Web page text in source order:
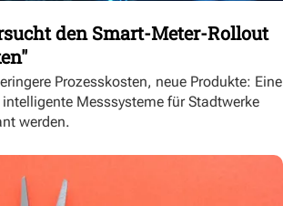
den Smart-Meter-Rollout
Prozesskosten, neue Produkte: Eine
Messsysteme für Stadtwerke
werden.